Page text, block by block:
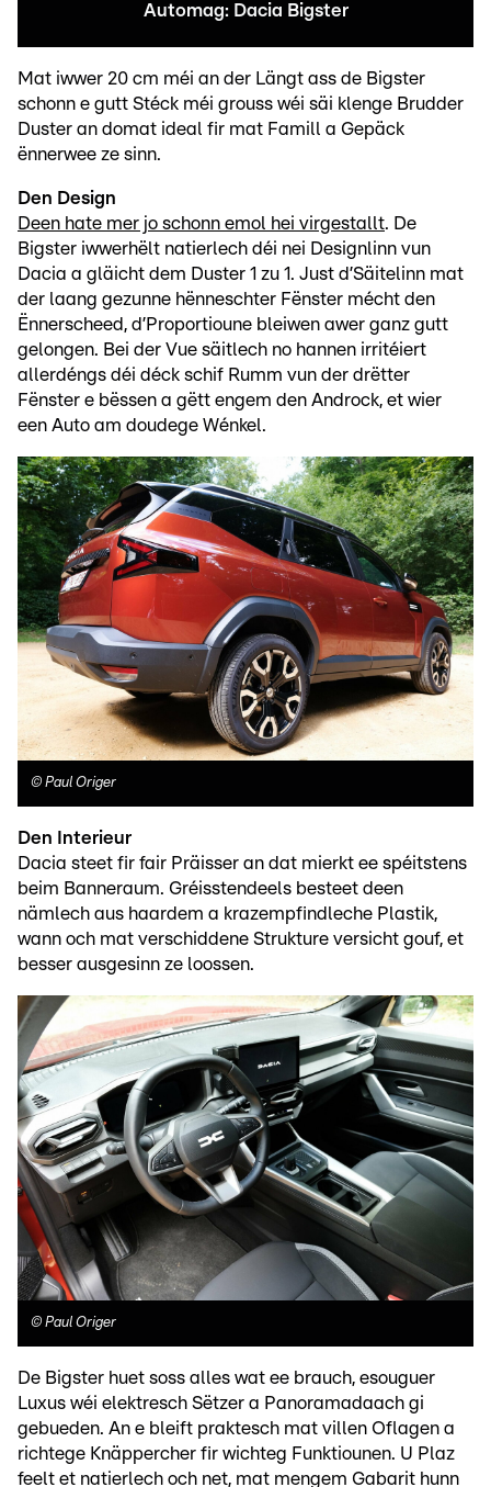
Automag: Dacia Bigster
Mat iwwer 20 cm méi an der Längt ass de Bigster
schonn e gutt Stéck méi grouss wéi säi klenge Brudder
Duster an domat ideal fir mat Famill a Gepäck
ënnerwee ze sinn.
Den Design
Deen hate mer jo schonn emol hei virgestallt. De
Bigster iwwerhëlt natierlech déi nei Designlinn vun
Dacia a gläicht dem Duster 1 zu 1. Just d’Säitelinn mat
der laang gezunne hënneschter Fënster mécht den
Ënnerscheed, d’Proportioune bleiwen awer ganz gutt
gelongen. Bei der Vue säitlech no hannen irritéiert
allerdéngs déi déck schif Rumm vun der drëtter
Fënster e bëssen a gëtt engem den Androck, et wier
een Auto am doudege Wénkel.
© Paul Origer
Den Interieur
Dacia steet fir fair Präisser an dat mierkt ee spéitstens
beim Banneraum. Gréisstendeels besteet deen
nämlech aus haardem a krazempfindleche Plastik,
wann och mat verschiddene Strukture versicht gouf, et
besser ausgesinn ze loossen.
© Paul Origer
De Bigster huet soss alles wat ee brauch, esouguer
Luxus wéi elektresch Sëtzer a Panoramadaach gi
gebueden. An e bleift praktesch mat villen Oflagen a
richtege Knäppercher fir wichteg Funktiounen. U Plaz
feelt et natierlech och net, mat mengem Gabarit hunn